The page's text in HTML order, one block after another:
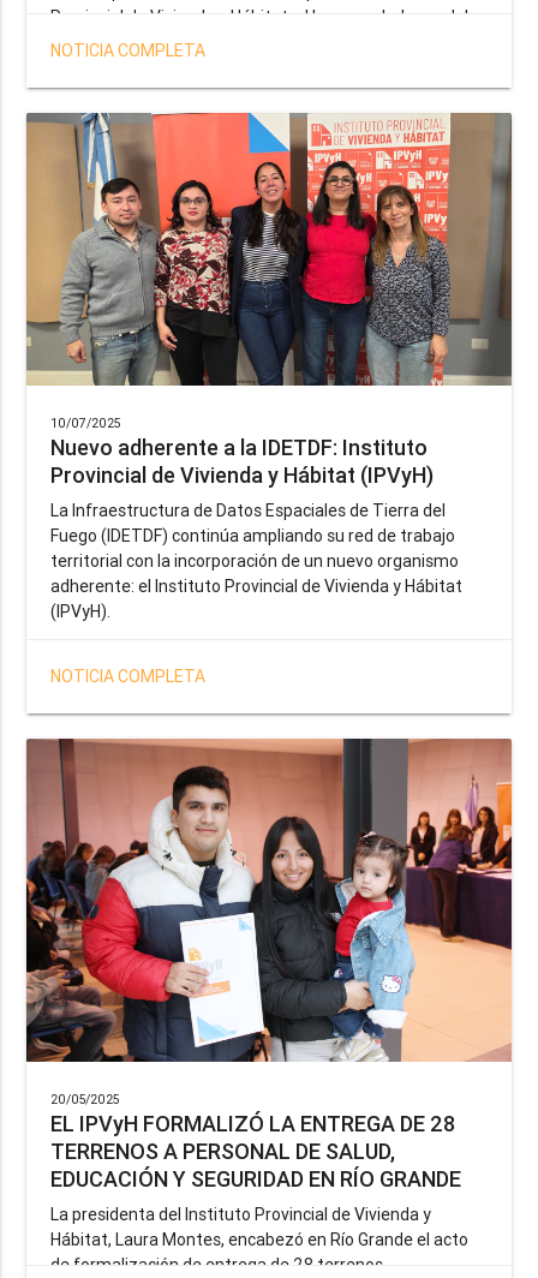
Provincial de Vivienda y Hábitat, al hacer un balance del
trabajo del organismo en el marco de la operatoria
salud y seguridad impulsada por el gobernador Gustavo
Melella.
NOTICIA COMPLETA
10/07/2025
Nuevo adherente a la IDETDF: Instituto
Provincial de Vivienda y Hábitat (IPVyH)
La Infraestructura de Datos Espaciales de Tierra del
Fuego (IDETDF) continúa ampliando su red de trabajo
territorial con la incorporación de un nuevo organismo
adherente: el Instituto Provincial de Vivienda y Hábitat
(IPVyH).
NOTICIA COMPLETA
20/05/2025
EL IPVyH FORMALIZÓ LA ENTREGA DE 28
TERRENOS A PERSONAL DE SALUD,
EDUCACIÓN Y SEGURIDAD EN RÍO GRANDE
La presidenta del Instituto Provincial de Vivienda y
Hábitat, Laura Montes, encabezó en Río Grande el acto
de formalización de entrega de 28 terrenos